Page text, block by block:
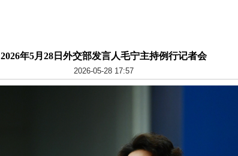
2026年5月28日外交部发言人毛宁主持例行记者会
2026-05-28 17:57